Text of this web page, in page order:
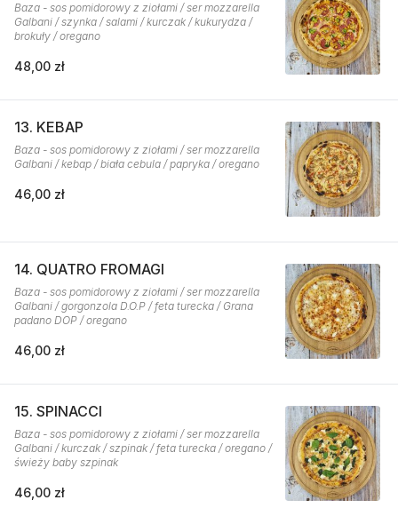
Baza - sos pomidorowy z ziołami / ser mozzarella
Galbani / szynka / salami / kurczak / kukurydza /
brokuły / oregano
48,00 zł
13. KEBAP
Baza - sos pomidorowy z ziołami / ser mozzarella
Galbani / kebap / biała cebula / papryka / oregano
46,00 zł
14. QUATRO FROMAGI
Baza - sos pomidorowy z ziołami / ser mozzarella
Galbani / gorgonzola D.O.P / feta turecka / Grana
padano DOP / oregano
46,00 zł
15. SPINACCI
Baza - sos pomidorowy z ziołami / ser mozzarella
Galbani / kurczak / szpinak / feta turecka / oregano /
świeży baby szpinak
46,00 zł